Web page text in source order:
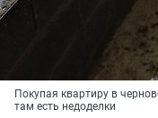
Покупая квартиру в
там есть недоделки